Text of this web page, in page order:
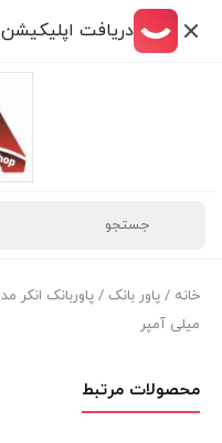
دریافت اپلیکیشن
خانه / پاور بانک
میلی آمپر
محصولات مرتبط